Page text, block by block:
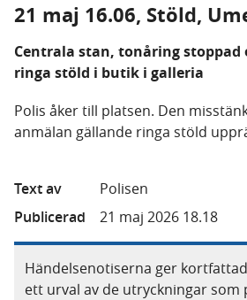
21 maj 16.06, Stöld,
Centrala stan, tonåring
ringa stöld i butik i galleria
Polis åker till platsen. Den
anmälan gällande ringa stöld
Text av
Polisen
Publicerad
21 maj 2026 18.18
Händelsenotiserna ger
ett urval av de utryckningar som